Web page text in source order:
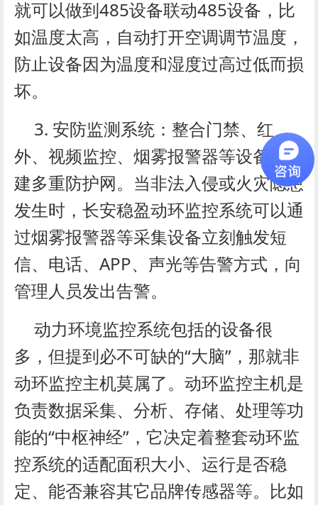
就可以做到485设备联动485设备，比
如温度太高，自动打开空调调节温度，
防止设备因为温度和湿度过高过低而损
坏。
3. 安防监测系统：整合门禁、红
外、视频监控、烟雾报警器等设备，构
建多重防护网。当非法入侵或火灾隐患
发生时，长安稳盈动环监控系统可以通
过烟雾报警器等采集设备立刻触发短
信、电话、APP、声光等告警方式，向
管理人员发出告警。
动力环境监控系统包括的设备很
多，但提到必不可缺的“大脑”，那就非
动环监控主机莫属了。动环监控主机是
负责数据采集、分析、存储、处理等功
能的“中枢神经”，它决定着整套动环监
控系统的适配面积大小、运行是否稳
定、能否兼容其它品牌传感器等。比如